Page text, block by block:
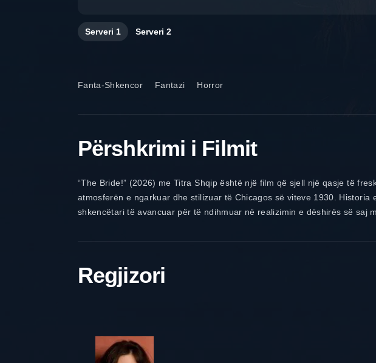
Serveri 1 Serveri 2
Fanta-Shkencor Fantazi Horror
Përshkrimi i Filmit
“The Bride!” (2026) me Titra Shqip është një film që sjell një qasje të
atmosferën e ngarkuar dhe stilizuar të Chicagos së viteve 1930.
shkencëtari të avancuar për të ndihmuar në realizimin e dëshirës së saj
Regjizori